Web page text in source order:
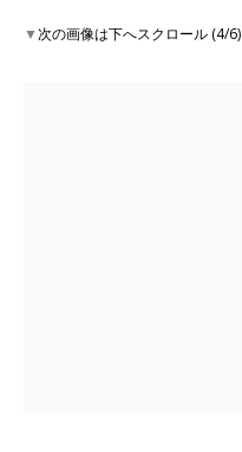
▼次の画像は下へスクロール (4/6)